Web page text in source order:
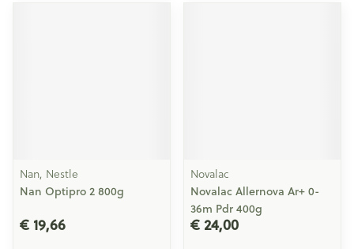
Nan, Nestle
Nan Optipro 2 800g
€ 19,66
Novalac
Novalac Allernova Ar+ 0-
36m Pdr 400g
€ 24,00